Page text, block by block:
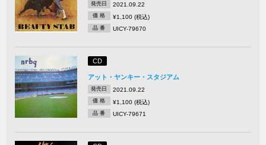
発売日 2021.09.22
価 格 ¥1,100 (税込)
品 番 UICY-79670
CD
アット・ヤンキー・スタジアム
発売日 2021.09.22
価 格 ¥1,100 (税込)
品 番 UICY-79671